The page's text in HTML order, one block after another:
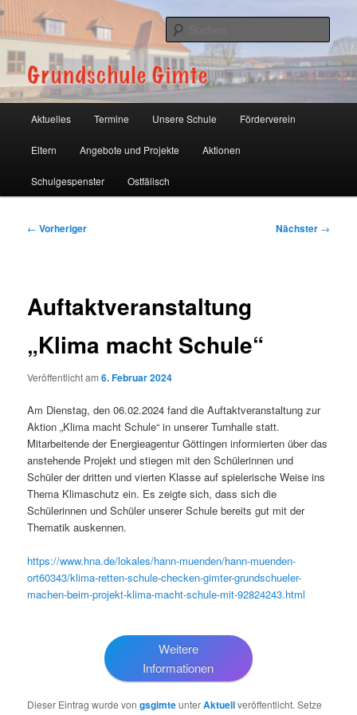
Zum
primären
Inhalt
springenGrundschule Gimte
Aktuelles Termine Unsere Schule Förderverein
Eltern Angebote und Projekte Aktionen
Schulgespenster Ostfälisch
Beitragsnavigation
← Vorheriger Nächster →
Auftaktveranstaltung
„Klima macht Schule“
Veröffentlicht am6. Februar 2024
Am Dienstag, den 06.02.2024 fand die Auftaktveranstaltung zur
Aktion „Klima macht Schule“ in unserer Turnhalle statt.
Mitarbeitende der Energieagentur Göttingen informierten über das
anstehende Projekt und stiegen mit den Schülerinnen und
Schüler der dritten und vierten Klasse auf spielerische Weise ins
Thema Klimaschutz ein. Es zeigte sich, dass sich die
Schülerinnen und Schüler unserer Schule bereits gut mit der
Thematik auskennen.
https://www.hna.de/lokales/hann-muenden/hann-muenden-
ort60343/klima-retten-schule-checken-gimter-grundschueler-
machen-beim-projekt-klima-macht-schule-mit-92824243.html
Weitere
Informationen
Dieser Eintrag wurde vongsgimteunterAktuellveröffentlicht. Setze